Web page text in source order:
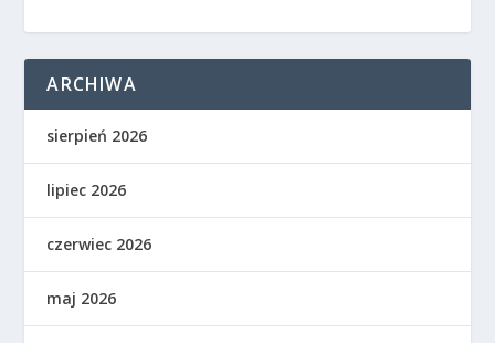
ARCHIWA
sierpień 2026
lipiec 2026
czerwiec 2026
maj 2026